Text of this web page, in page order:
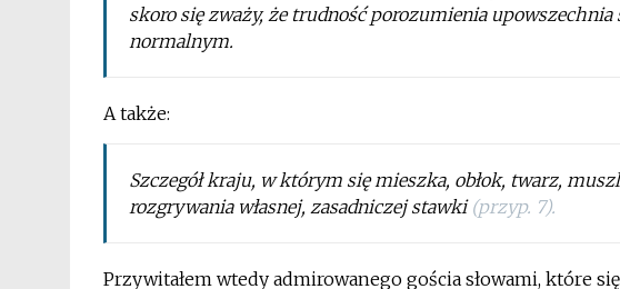
skoro się zważy, że trudność porozumienia
normalnym.
A także:
Szczegół kraju, w którym się mieszka, obłok, twarz,
rozgrywania własnej, zasadniczej stawki (przyp. 7).
Przywitałem wtedy admirowanego gościa słowami, które